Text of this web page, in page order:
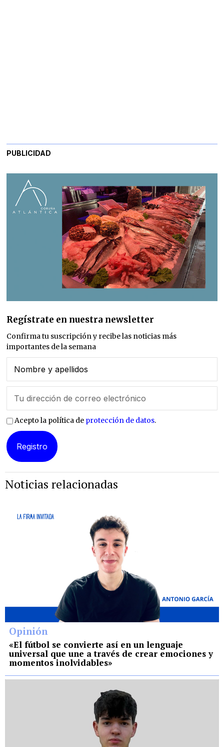
PUBLICIDAD
Regístrate en nuestra newsletter
Confirma tu suscripción y recibe las noticias más
importantes de la semana
Acepto la política de protección de datos.
Noticias relacionadas
Opinión
«El fútbol se convierte así en un lenguaje
universal que une a través de crear emociones y
momentos inolvidables»